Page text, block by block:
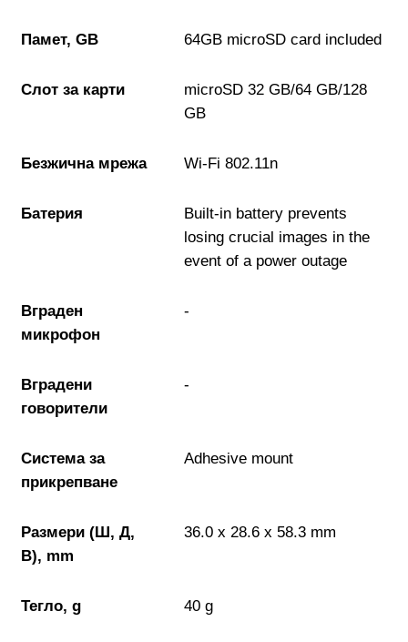
преходници
Серийни и
Сървъри
Памет, GB 64GB microSD card included
Слот за карти
microSD 32 GB/64 GB/128
GB
Безжична мрежа Wi-Fi 802.11n
Батерия
Built-in battery prevents
losing crucial images in the
event of a power outage
Вграден
микрофон
-
Вградени
говорители
-
Система за
прикрепване
Adhesive mount
Размери (Ш, Д,
В), mm
36.0 x 28.6 x 58.3 mm
Тегло, g 40 g